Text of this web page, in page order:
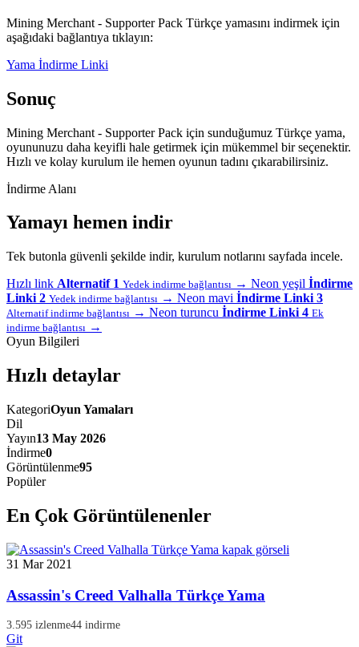
Mining Merchant - Supporter Pack Türkçe yamasını indirmek için
aşağıdaki bağlantıya tıklayın:
Yama İndirme Linki
Sonuç
Mining Merchant - Supporter Pack için sunduğumuz Türkçe yama,
oyununuzu daha keyifli hale getirmek için mükemmel bir seçenektir.
Hızlı ve kolay kurulum ile hemen oyunun tadını çıkarabilirsiniz.
İndirme Alanı
Yamayı hemen indir
Tek butonla güvenli şekilde indir, kurulum notlarını sayfada incele.
Hızlı link Alternatif 1 Yedek indirme bağlantısı → Neon yeşil İndirme
Linki 2 Yedek indirme bağlantısı → Neon mavi İndirme Linki 3
Alternatif indirme bağlantısı → Neon turuncu İndirme Linki 4 Ek
indirme bağlantısı →
Oyun Bilgileri
Hızlı detaylar
KategoriOyun Yamaları
Dil
Yayın13 May 2026
İndirme0
Görüntülenme95
Popüler
En Çok Görüntülenenler
31 Mar 2021
Assassin's Creed Valhalla Türkçe Yama
3.595 izlenme44 indirme
Git